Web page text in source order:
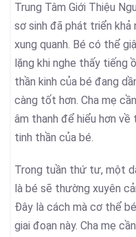
Trung Tâm Giới Thiệu
sơ sinh đã phát triển khả
xung quanh. Bé có thể
lặng khi nghe thấy tiếng
thần kinh của bé đang
càng tốt hơn. Cha mẹ
âm thanh để hiểu hơn
tinh thần của bé.
Trong tuần thứ tư, một
là bé sẽ thường xuyên
Đây là cách mà cơ thể
giai đoạn này. Cha mẹ